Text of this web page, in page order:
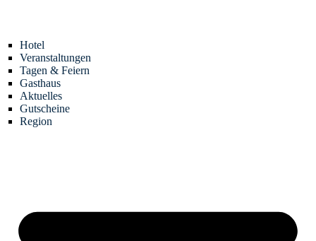
Hotel
Veranstaltungen
Tagen & Feiern
Gasthaus
Aktuelles
Gutscheine
Region